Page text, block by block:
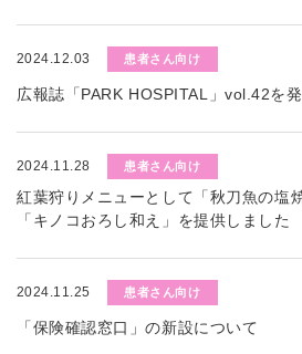
2024.12.03 患者さん向け
広報誌「PARK HOSPITAL」vol.42を
2024.11.28 患者さん向け
紅葉狩りメニューとして「秋刀魚の塩
「キノコおろし和え」を提供しました
2024.11.25 患者さん向け
「保険確認窓口」の新設について